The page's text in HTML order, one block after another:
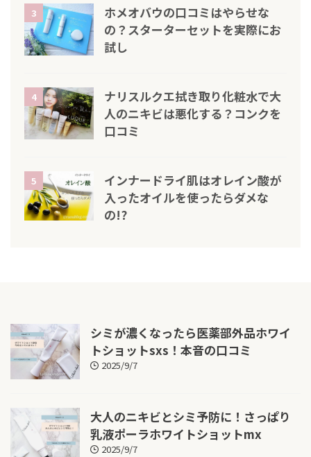
3
ホメオバウの口コミはやらせな
の？スターターセットを実際にお
試し
4
ナリスルクエ拭き取り化粧水で大
人のニキビは悪化する？コンクを
口コミ
5
インナードライ肌はオレイン酸が
入ったオイルを使ったらダメな
の!?
シミが濃くなったら医薬部外品ホワイ
トショットsxs！本音の口コミ
2025/9/7
大人のニキビとシミ予防に！さっぱり
乳液ポーラホワイトショットmx
2025/9/7